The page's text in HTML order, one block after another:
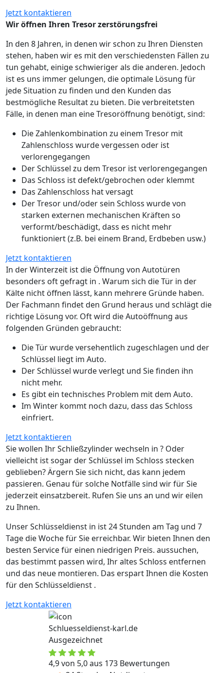
Jetzt kontaktieren
Wir öffnen Ihren Tresor zerstörungsfrei
In den 8 Jahren, in denen wir schon zu Ihren Diensten
stehen, haben wir es mit den verschiedensten Fällen zu
tun gehabt, einige schwieriger als die anderen. Jedoch
ist es uns immer gelungen, die optimale Lösung für
jede Situation zu finden und den Kunden das
bestmögliche Resultat zu bieten. Die verbreitetsten
Fälle, in denen man eine Tresoröffnung benötigt, sind:
Die Zahlenkombination zu einem Tresor mit
Zahlenschloss wurde vergessen oder ist
verlorengegangen
Der Schlüssel zu dem Tresor ist verlorengegangen
Das Schloss ist defekt/gebrochen oder klemmt
Das Zahlenschloss hat versagt
Der Tresor und/oder sein Schloss wurde von
starken externen mechanischen Kräften so
verformt/beschädigt, dass es nicht mehr
funktioniert (z.B. bei einem Brand, Erdbeben usw.)
Jetzt kontaktieren
In der Winterzeit ist die Öffnung von Autotüren
besonders oft gefragt in . Warum sich die Tür in der
Kälte nicht öffnen lässt, kann mehrere Gründe haben.
Der Fachmann findet den Grund heraus und schlägt die
richtige Lösung vor. Oft wird die Autoöffnung aus
folgenden Gründen gebraucht:
Die Tür wurde versehentlich zugeschlagen und der
Schlüssel liegt im Auto.
Der Schlüssel wurde verlegt und Sie finden ihn
nicht mehr.
Es gibt ein technisches Problem mit dem Auto.
Im Winter kommt noch dazu, dass das Schloss
einfriert.
Jetzt kontaktieren
Sie wollen Ihr Schließzylinder wechseln in ? Oder
vielleicht ist sogar der Schlüssel im Schloss stecken
geblieben? Ärgern Sie sich nicht, das kann jedem
passieren. Genau für solche Notfälle sind wir für Sie
jederzeit einsatzbereit. Rufen Sie uns an und wir eilen
zu Ihnen.
Unser Schlüsseldienst in ist 24 Stunden am Tag und 7
Tage die Woche für Sie erreichbar. Wir bieten Ihnen den
besten Service für einen niedrigen Preis. aussuchen,
das bestimmt passen wird, Ihr altes Schloss entfernen
und das neue montieren. Das erspart Ihnen die Kosten
für den Schlüsseldienst .
Jetzt kontaktieren
Schluesseldienst-karl.de
Ausgezeichnet
4,9 von 5,0 aus 173 Bewertungen